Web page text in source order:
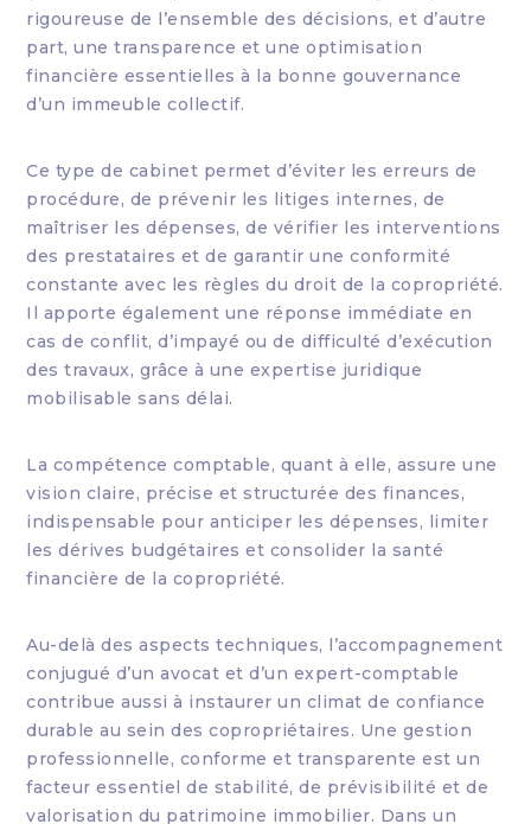
rigoureuse de l’ensemble des décisions, et d’autre
part, une transparence et une optimisation
financière essentielles à la bonne gouvernance
d’un immeuble collectif.
Ce type de cabinet permet d’éviter les erreurs de
procédure, de prévenir les litiges internes, de
maîtriser les dépenses, de vérifier les interventions
des prestataires et de garantir une conformité
constante avec les règles du droit de la copropriété.
Il apporte également une réponse immédiate en
cas de conflit, d’impayé ou de difficulté d’exécution
des travaux, grâce à une expertise juridique
mobilisable sans délai.
La compétence comptable, quant à elle, assure une
vision claire, précise et structurée des finances,
indispensable pour anticiper les dépenses, limiter
les dérives budgétaires et consolider la santé
financière de la copropriété.
Au-delà des aspects techniques, l’accompagnement
conjugué d’un avocat et d’un expert-comptable
contribue aussi à instaurer un climat de confiance
durable au sein des copropriétaires. Une gestion
professionnelle, conforme et transparente est un
facteur essentiel de stabilité, de prévisibilité et de
valorisation du patrimoine immobilier. Dans un